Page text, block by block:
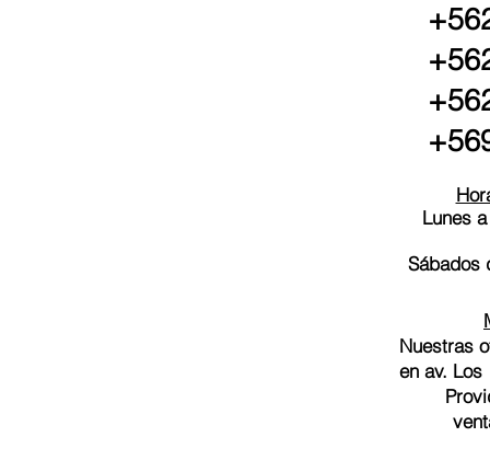
Lunes
Sábados
Nuestras
en av.